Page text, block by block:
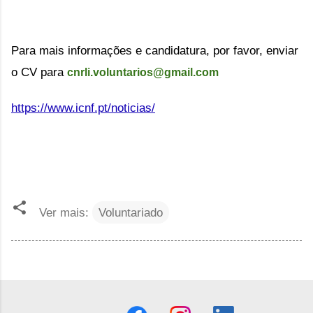
Para mais informações e candidatura, por favor, enviar
o CV para cnrli.voluntarios@gmail.com
https://www.icnf.pt/noticias/
Ver mais: Voluntariado